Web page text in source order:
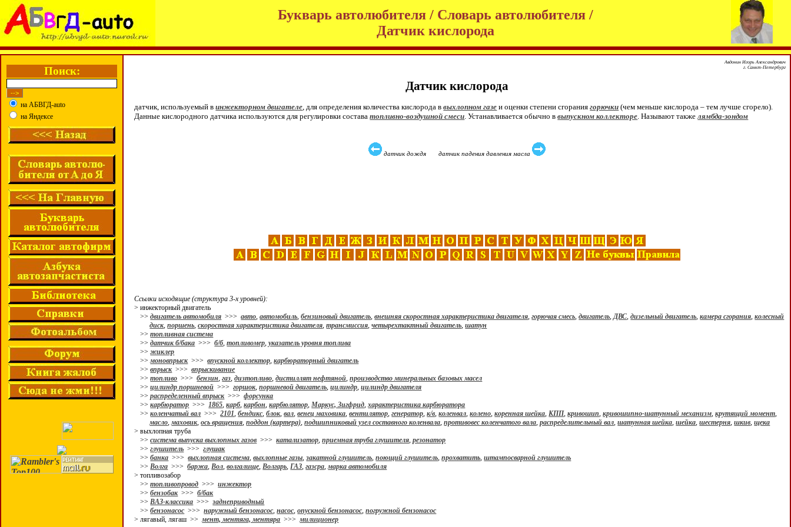
Букварь автолюбителя / Словарь автолюбителя /
Датчик кислорода
Поиск:
на АБВГД-auto
на Яндексе
Авдонин Игорь Александрович
г. Санкт-Петербург
Датчик кислорода
датчик, используемый винжекторном двигателе, для определения количества кислорода ввыхлопном газе и оценки степени сгораниягорючки (чем меньше кислорода – тем лучше сгорело).
Данные кислородного датчика используются для регулировки составатопливно-воздушной смеси. Устанавливается обычно ввыпускном коллекторе. Называют такжелямбда-зондом
датчик дождя датчик падения давления масла
Ссылки исходящие (структура 3-х уровней):
> инжекторный двигатель
>>двигатель автомобиля >>>авто,автомобиль,бензиновый двигатель,внешняя скоростная характеристика двигателя,горючая смесь,двигатель,ДВС,дизельный двигатель,камера сгорания,колесный
диск,поршень,скоростная характеристика двигателя,трансмиссия,четырехтактный двигатель,шатун
>>топливная система
>>датчик б/бака >>>б/б,топливомер,указатель уровня топлива
>>жиклер
>>моновпрыск >>>впускной коллектор,карбюраторный двигатель
>>впрыск >>>впрыскивание
>>топливо >>>бензин,газ,дизтопливо,дистиллят нефтяной,производство минеральных базовых масел
>>цилиндр поршневой >>>горшок,поршневой двигатель,цилиндр,цилиндр двигателя
>>распределенный впрыск >>>форсунка
>>карбюратор >>>1865,карб,карбон,карбюлятор,Маркус, Зигфрид,характеристика карбюратора
>>коленчатый вал >>>2101,бендикс,блок,вал,венец маховика,вентилятор,генератор,к/в,коленвал,колено,коренная шейка,КПП,кривошип,кривошипно-шатунный механизм,крутящий момент,
масло,маховик,ось вращения,поддон (картера),подшипниковый узел составного коленвала,противовес коленчатого вала,распределительный вал,шатунная шейка,шейка,шестерня,шкив,щека
> выхлопная труба
>>система выпуска выхлопных газов >>>катализатор,приемная труба глушителя,резонатор
>>глушитель >>>глушак
>>банка >>>выхлопная система,выхлопные газы,закатной глушитель,поющий глушитель,прохватить,штампосварной глушитель
>>Волга >>>баржа,Вол,волгалище,Волгарь,ГАЗ,газсра,марка автомобиля
> топливозабор
>>топливопровод >>>инжектор
>>бензобак >>>б/бак
>>ВАЗ-классика >>>заднеприводный
>>бензонасос >>>наружный бензонасос,насос,опускной бензонасос,погружной бензонасос
> лягавый, лягаш >>мент, ментяга, ментяра >>>милиционер